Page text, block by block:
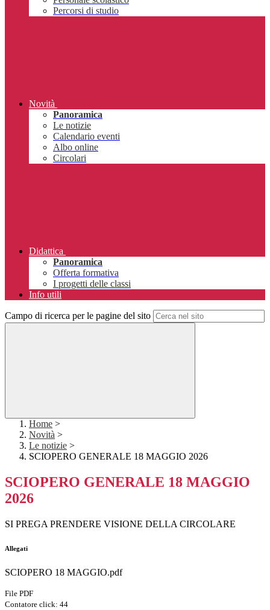
Percorsi di studio
Novità
Panoramica
Le notizie
Calendario eventi
Albo online
Circolari
Didattica
Panoramica
Offerta formativa
I progetti delle classi
Info utili
Campo di ricerca per le pagine del sito
Home >
Novità >
Le notizie >
SCIOPERO GENERALE 18 MAGGIO 2026
SCIOPERO GENERALE 18 MAGGIO
2026
SI PREGA PRENDERE VISIONE DELLA CIRCOLARE
Allegati
SCIOPERO 18 MAGGIO.pdf
File PDF
Contatore click: 44